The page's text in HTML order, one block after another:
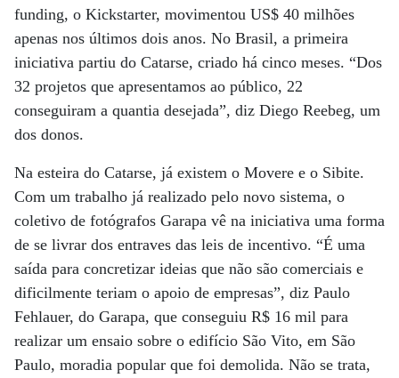
funding, o Kickstarter, movimentou US$ 40 milhões
apenas nos últimos dois anos. No Brasil, a primeira
iniciativa partiu do Catarse, criado há cinco meses. “Dos
32 projetos que apresentamos ao público, 22
conseguiram a quantia desejada”, diz Diego Reebeg, um
dos donos.
Na esteira do Catarse, já existem o Movere e o Sibite.
Com um trabalho já realizado pelo novo sistema, o
coletivo de fotógrafos Garapa vê na iniciativa uma forma
de se livrar dos entraves das leis de incentivo. “É uma
saída para concretizar ideias que não são comerciais e
dificilmente teriam o apoio de empresas”, diz Paulo
Fehlauer, do Garapa, que conseguiu R$ 16 mil para
realizar um ensaio sobre o edifício São Vito, em São
Paulo, moradia popular que foi demolida. Não se trata,